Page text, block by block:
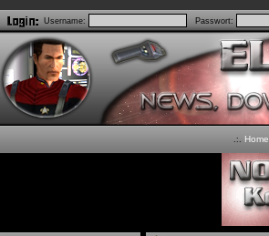
Username: Passwort:
.:. Home